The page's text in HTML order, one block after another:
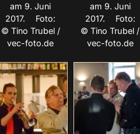
am 9. Juni
2017. Foto:
© Tino Trubel /
vec-foto.de
am 9. Juni
2017. Foto:
© Tino Trubel /
vec-foto.de